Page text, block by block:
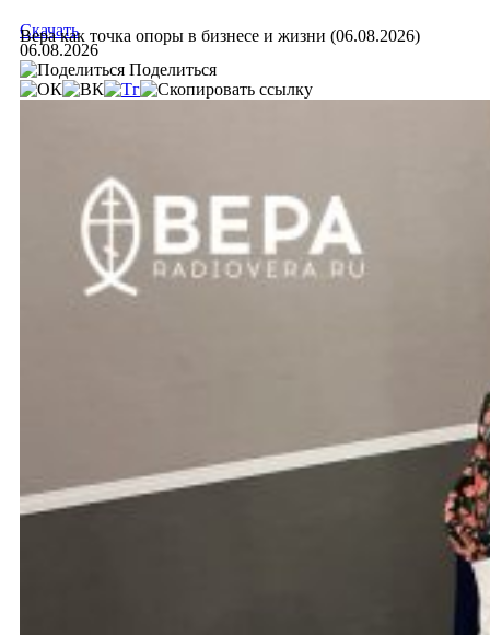
Вера как точка опоры в бизнесе и жизни (06.08.2026)
Скачать
06.08.2026
Поделиться